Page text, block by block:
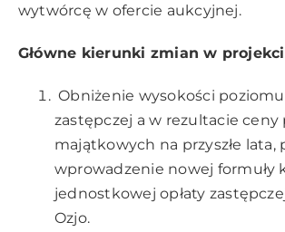
wytwórcę w ofercie aukcyjnej.
Główne kierunki zmian w
Obniżenie wysokości poziomu
zastępczej a w rezultacie ceny
majątkowych na przyszłe lata,
wprowadzenie nowej formuły
jednostkowej opłaty
Ozjo.